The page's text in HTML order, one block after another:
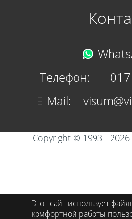
Copyright © 1993 - 2026
Этот сайт использует
комфортной работы